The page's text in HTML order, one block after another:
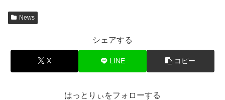
News
シェアする
X LINE コピー
はっとりぃをフォローする